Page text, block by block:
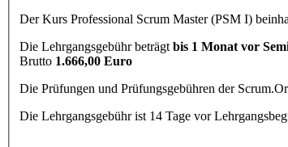
Der Kurs Professional Scrum Master (PSM I)
Die Lehrgangsgebühr beträgt bis 1 Monat vor
Brutto 1.666,00 Euro
Die Prüfungen und Prüfungsgebühren der
Die Lehrgangsgebühr ist 14 Tage vor